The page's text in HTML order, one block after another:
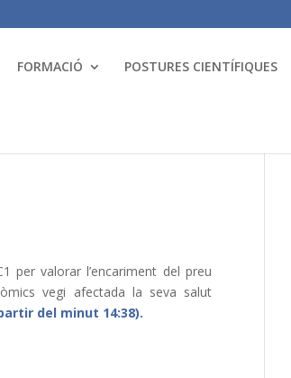
FORMACIÓ POSTURES CIENTÍFIQUES
per valorar l’encariment del preu
vegi afectada la seva salut
del minut 14:38).